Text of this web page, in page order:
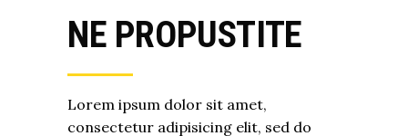
NE PROPUSTITE
Lorem ipsum dolor sit amet,
consectetur adipisicing elit, sed do